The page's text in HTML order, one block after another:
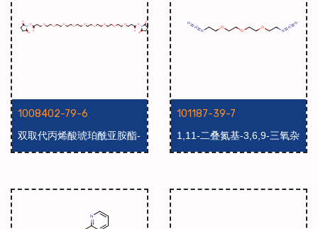
1008402-79-6
双取代丙烯酸琥珀酰亚胺酯-
二十四聚乙二醇
101187-39-7
1,11-二叠氮基-3,6,9-三氧杂
十一烷